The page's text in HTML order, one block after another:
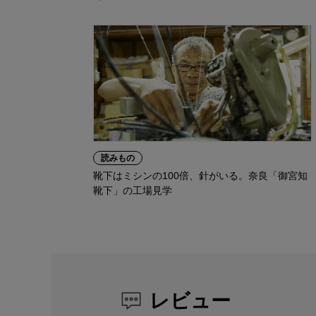
読みもの
靴下はミシンの100倍、針がいる。奈良「御宮知
靴下」の工場見学
レビュー